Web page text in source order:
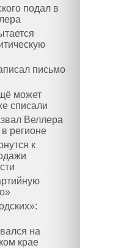
подал в
письмо
может
списали
Веллера
регионе
к
на
крае